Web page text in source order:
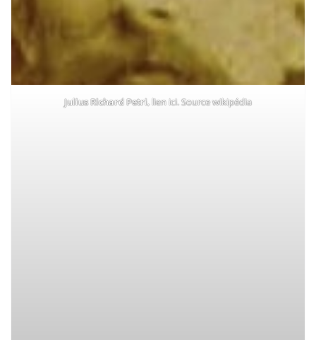
Julius Richard Petri, lienici. Source wikipédia